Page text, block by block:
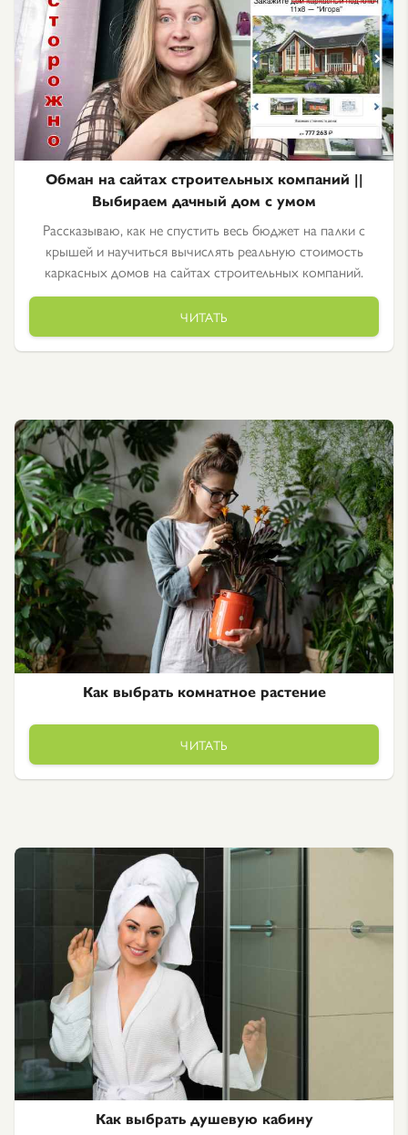
Обман на сайтах строительных компаний ||
Выбираем дачный дом с умом
Рассказываю, как не спустить весь бюджет на палки с
крышей и научиться вычислять реальную стоимость
каркасных домов на сайтах строительных компаний.
ЧИТАТЬ
Как выбрать комнатное растение
ЧИТАТЬ
Как выбрать душевую кабину